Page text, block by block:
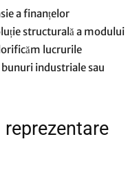
a finanțelor
structurală a modului
lucrurile
industriale sau